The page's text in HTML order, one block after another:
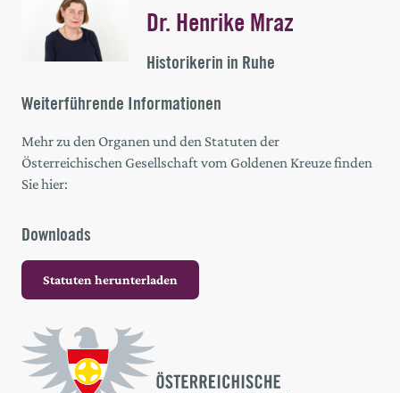
Dr. Henrike Mraz
Historikerin in Ruhe
Weiterführende Informationen
Mehr zu den Organen und den Statuten der
Österreichischen Gesellschaft vom Goldenen Kreuze finden
Sie hier:
Downloads
Statuten herunterladen